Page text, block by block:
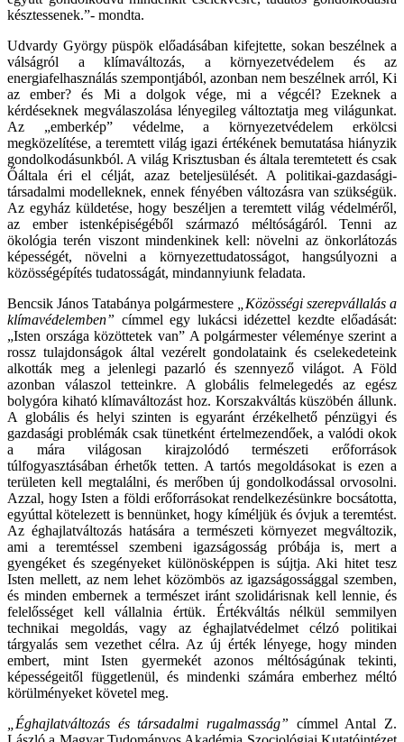
késztessenek.”- mondta.
Udvardy György püspök előadásában kifejtette, sokan beszélnek a
válságról a klímaváltozás, a környezetvédelem és az
energiafelhasználás szempontjából, azonban nem beszélnek arról, Ki
az ember? és Mi a dolgok vége, mi a végcél? Ezeknek a
kérdéseknek megválaszolása lényegileg változtatja meg világunkat.
Az „emberkép” védelme, a környezetvédelem erkölcsi
megközelítése, a teremtett világ igazi értékének bemutatása hiányzik
gondolkodásunkból. A világ Krisztusban és általa teremtetett és csak
Őáltala éri el célját, azaz beteljesülését. A politikai-gazdasági-
társadalmi modelleknek, ennek fényében változásra van szükségük.
Az egyház küldetése, hogy beszéljen a teremtett világ védelméről,
az ember istenképiségéből származó méltóságáról. Tenni az
ökológia terén viszont mindenkinek kell: növelni az önkorlátozás
képességét, növelni a környezettudatosságot, hangsúlyozni a
közösségépítés tudatosságát, mindannyiunk feladata.
Bencsik János Tatabánya polgármestere
„Közösségi szerepvállalás a
klímavédelemben” címmel egy lukácsi idézettel kezdte előadását:
„Isten országa közöttetek van” A polgármester véleménye szerint a
rossz tulajdonságok által vezérelt gondolataink és cselekedeteink
alkották meg a jelenlegi pazarló és szennyező világot. A Föld
azonban válaszol tetteinkre. A globális felmelegedés az egész
bolygóra kiható klímaváltozást hoz. Korszakváltás küszöbén állunk.
A globális és helyi szinten is egyaránt érzékelhető pénzügyi és
gazdasági problémák csak tünetként értelmezendőek, a valódi okok
a mára világosan kirajzolódó természeti erőforrások
túlfogyasztásában érhetők tetten. A tartós megoldásokat is ezen a
területen kell megtalálni, és merőben új gondolkodással orvosolni.
Azzal, hogy Isten a földi erőforrásokat rendelkezésünkre bocsátotta,
egyúttal kötelezett is bennünket, hogy kíméljük és óvjuk a teremtést.
Az éghajlatváltozás hatására a természeti környezet megváltozik,
ami a teremtéssel szembeni igazságosság próbája is, mert a
gyengéket és szegényeket különösképpen is sújtja. Aki hitet tesz
Isten mellett, az nem lehet közömbös az igazságossággal szemben,
és minden embernek a természet iránt szolidárisnak kell lennie, és
felelősséget kell vállalnia értük. Értékváltás nélkül semmilyen
technikai megoldás, vagy az éghajlatvédelmet célzó politikai
tárgyalás sem vezethet célra. Az új érték lényege, hogy minden
embert, mint Isten gyermekét azonos méltóságúnak tekinti,
képességeitől függetlenül, és mindenki számára emberhez méltó
körülményeket követel meg.
„Éghajlatváltozás és társadalmi rugalmasság” címmel Antal Z.